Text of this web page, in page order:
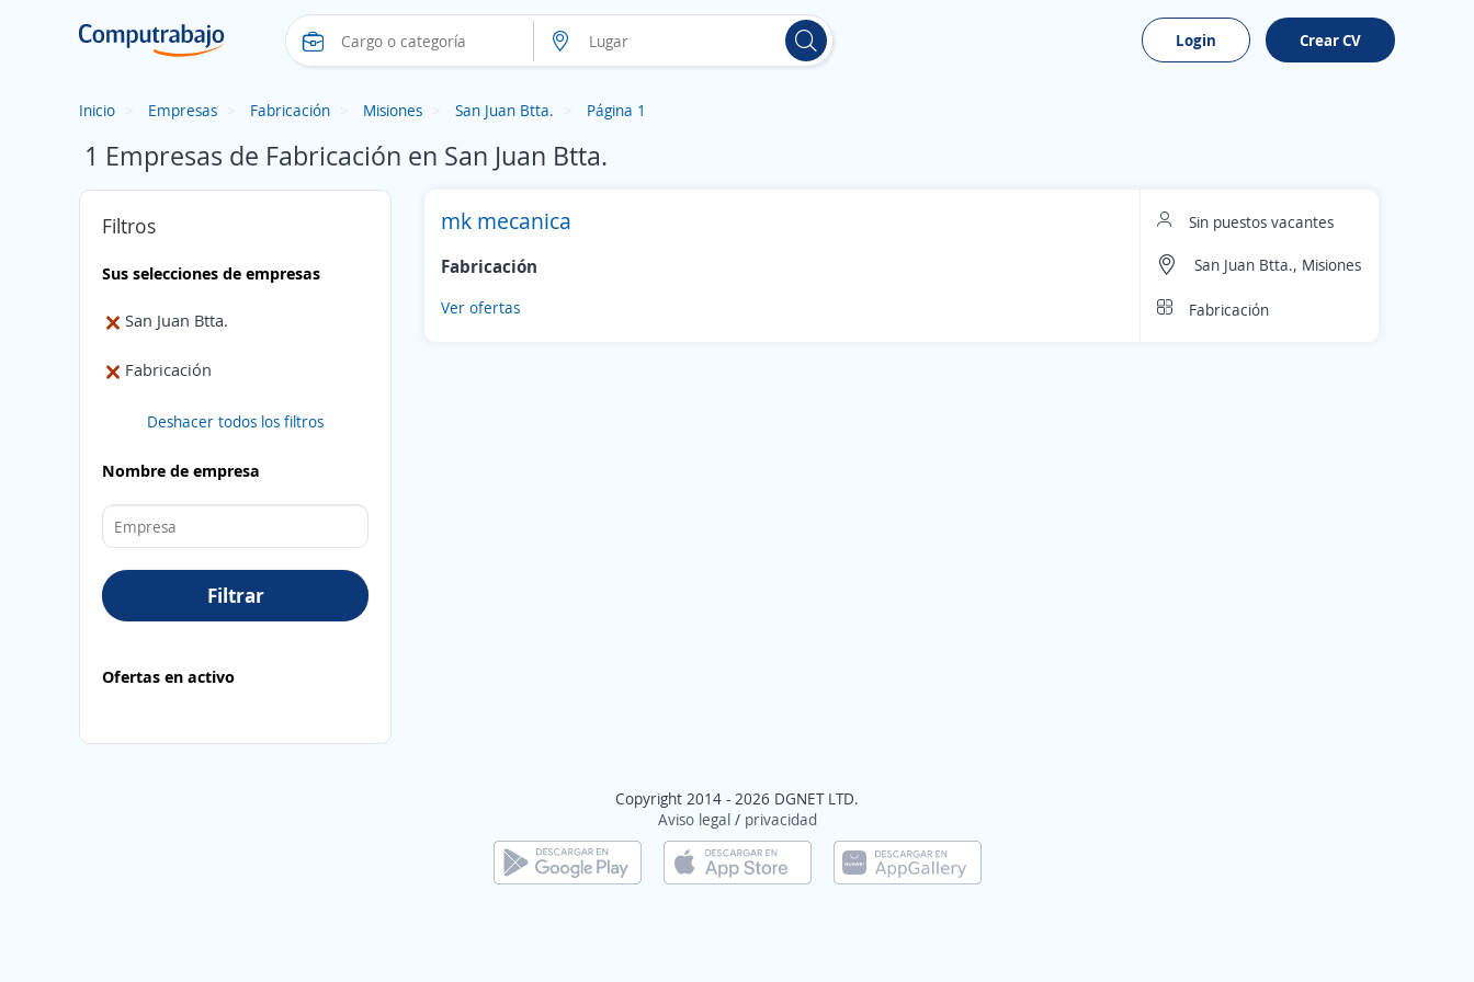
Login Crear CV
Inicio Empresas Fabricación Misiones San Juan Btta. Página 1
1 Empresas de Fabricación en San Juan Btta.
Filtros
Sus selecciones de empresas
San Juan Btta.
Fabricación
Deshacer todos los filtros
Nombre de empresa
Filtrar
Ofertas en activo
mk mecanica
Fabricación
Ver ofertas
Sin puestos vacantes
San Juan Btta., Misiones
Fabricación
Copyright 2014 - 2026 DGNET LTD.
Aviso legal/ privacidad